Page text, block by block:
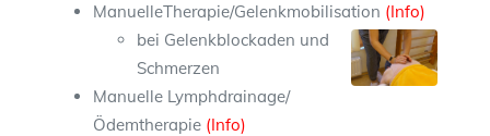
ManuelleTherapie/Gelenkmobilisation (Info)
bei Gelenkblockaden und
Schmerzen
Manuelle Lymphdrainage/
Ödemtherapie (Info)